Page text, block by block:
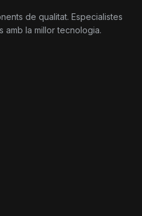
de qualitat. Especialistes
amb la millor tecnologia.